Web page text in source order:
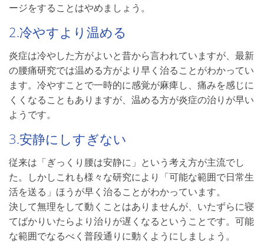
ージをすることはやめましょう。
2.冷やすより温める
炎症は冷やした方がよいと昔から言われていますが、最新
の腰痛研究では温める方がより早く治ることがわかってい
ます。冷やすことで一時的に感覚が麻痺し、痛みを感じに
くくなることもありますが、温める方が炎症の治りが早い
ようです。
3.安静にしすぎない
従来は「ぎっくり腰は安静に」という考え方が主流でし
た。しかしこれも様々な研究により「可能な範囲で日常生
活を送る」ほうが早く治ることがわかっています。
決して無理をして動くことはありませんが、いたずらに寝
てばかりいたらより治りが遅くなるということです。可能
な範囲でなるべく普段通りに動くようにしましょう。